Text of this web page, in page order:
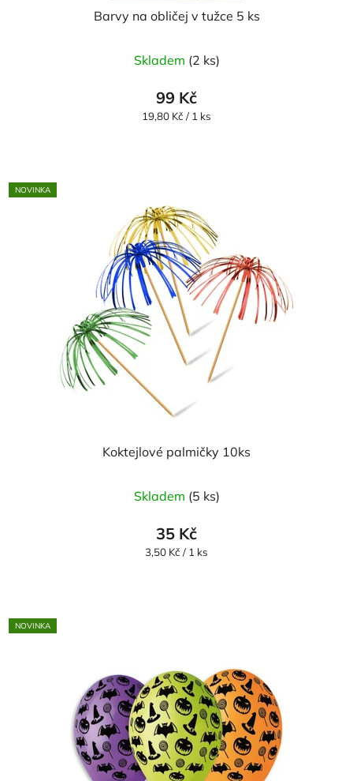
Barvy na obličej v tužce 5 ks
Skladem (2 ks)
99 Kč
Měrná
19,80 Kč / 1 ks
NOVINKA
Koktejlové palmičky 10ks
Skladem (5 ks)
35 Kč
Měrná
3,50 Kč / 1 ks
NOVINKA